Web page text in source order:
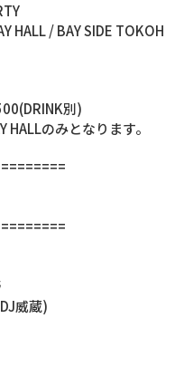
HALL / BAY SIDE TOKOH
別)
のみとなります。
威蔵)